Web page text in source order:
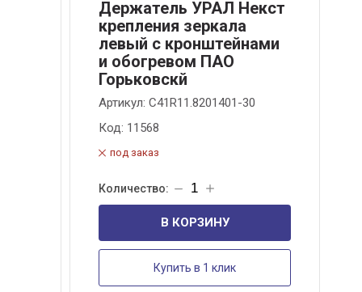
Держатель УРАЛ Некст
крепления зеркала
левый с кронштейнами
и обогревом ПАО
Горьковскй
Артикул: C41R11.8201401-30
Код: 11568
под заказ
В КОРЗИНУ
Купить в 1 клик